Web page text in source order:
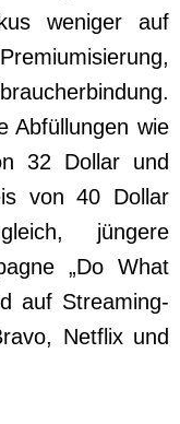
weniger auf
Abfüllungen wie
32 Dollar und
von 40 Dollar
jüngere
„Do What
auf Streaming-
Netflix und